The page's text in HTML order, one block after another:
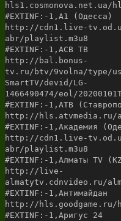
hls1.cosmonova.net.ua/
#EXTINF:-1,А1 (Одесса)
http://cdn1.live-
abr/playlist.m3u8
#EXTINF:-1,АСВ ТВ
http://bal.bonus-
tv.ru/btv/9volna/type/
SmartTV/devid/LG-
1466490474/eol/
#EXTINF:-1,АТВ
http://hls.atvmedia.ru/
#EXTINF:-1,Академия
http://cdn1.live-
abr/playlist.m3u8
#EXTINF:-1,Алматы TV
http://live-
almatytv.cdnvideo.ru/
#EXTINF:-1,Антимайдан
http://hls.goodgame.ru/
#EXTINF:-1,Аригус 24